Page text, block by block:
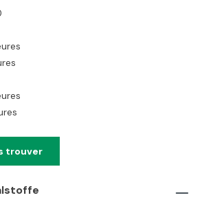
trouver